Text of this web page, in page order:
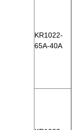
KR1022-
65A-40A